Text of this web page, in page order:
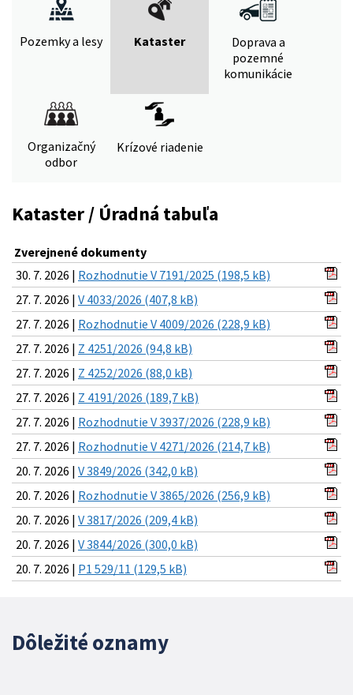
Pozemky a lesy Kataster
Doprava a
pozemné
komunikácie
Organizačný
odbor
Krízové riadenie
Kataster / Úradná tabuľa
Zverejnené dokumenty
30. 7. 2026 | Rozhodnutie V 7191/2025 (198,5 kB)
27. 7. 2026 | V 4033/2026 (407,8 kB)
27. 7. 2026 | Rozhodnutie V 4009/2026 (228,9 kB)
27. 7. 2026 | Z 4251/2026 (94,8 kB)
27. 7. 2026 | Z 4252/2026 (88,0 kB)
27. 7. 2026 | Z 4191/2026 (189,7 kB)
27. 7. 2026 | Rozhodnutie V 3937/2026 (228,9 kB)
27. 7. 2026 | Rozhodnutie V 4271/2026 (214,7 kB)
20. 7. 2026 | V 3849/2026 (342,0 kB)
20. 7. 2026 | Rozhodnutie V 3865/2026 (256,9 kB)
20. 7. 2026 | V 3817/2026 (209,4 kB)
20. 7. 2026 | V 3844/2026 (300,0 kB)
20. 7. 2026 | P1 529/11 (129,5 kB)
Dôležité oznamy